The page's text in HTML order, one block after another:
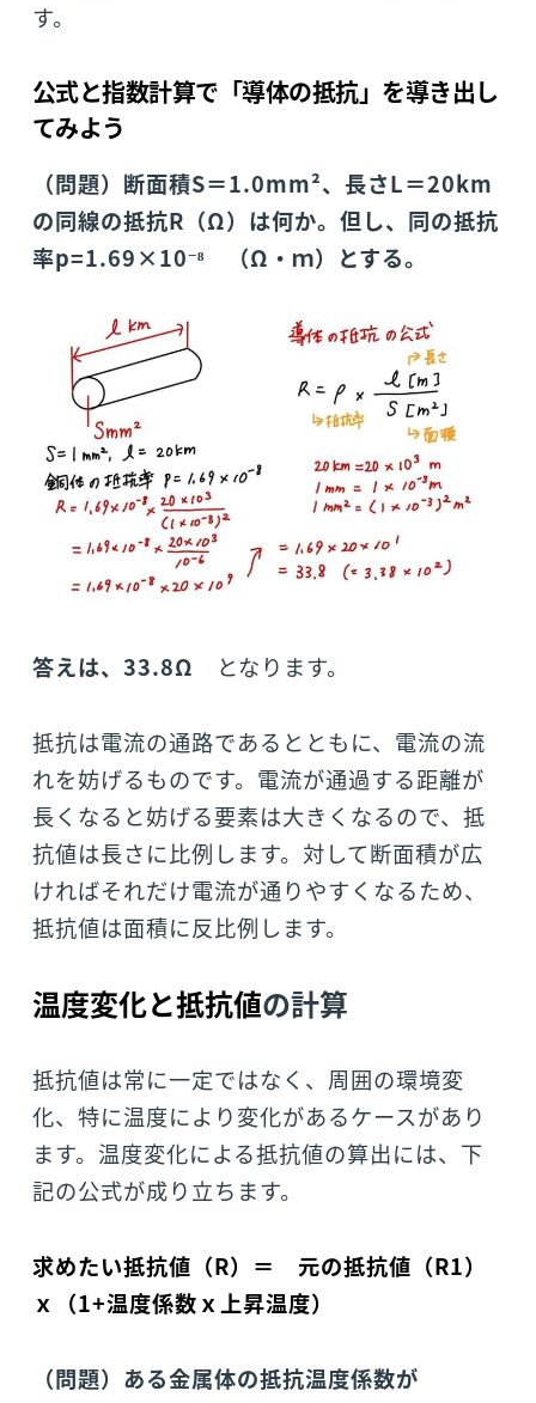
す。
公式と指数計算で「導体の抵抗」を導き出し
てみよう
（問題）断面積S＝1.0mm²、長さL＝20km
の同線の抵抗R（Ω）は何か。但し、同の抵抗
率p=1.69×10–⁸ （Ω・ｍ）とする。
答えは、33.8Ω となります。
抵抗は電流の通路であるとともに、電流の流
れを妨げるものです。電流が通過する距離が
長くなると妨げる要素は大きくなるので、抵
抗値は長さに比例します。対して断面積が広
ければそれだけ電流が通りやすくなるため、
抵抗値は面積に反比例します。
温度変化と抵抗値の計算
抵抗値は常に一定ではなく、周囲の環境変
化、特に温度により変化があるケースがあり
ます。温度変化による抵抗値の算出には、下
記の公式が成り立ちます。
求めたい抵抗値（R）＝ 元の抵抗値（R1）
ｘ（1+温度係数ｘ上昇温度）
（問題）ある金属体の抵抗温度係数が